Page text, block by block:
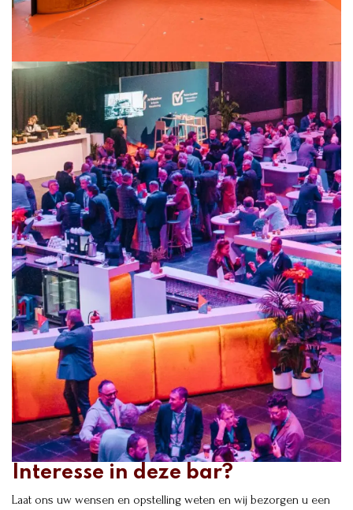
Interesse in deze bar?
Laat ons uw wensen en opstelling weten en wij bezorgen u een